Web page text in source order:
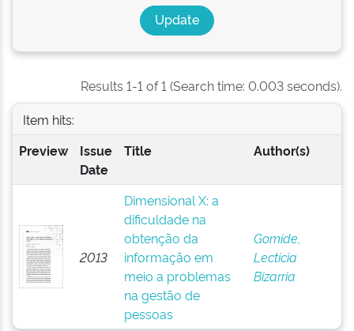
Results 1-1 of 1 (Search time: 0.003 seconds).
Item hits:
Preview
Issue
Date
Title Author(s)
2013
Dimensional X: a
dificuldade na
obtenção da
informação em
meio a problemas
na gestão de
pessoas
Gomide,
Lectícia
Bizarria